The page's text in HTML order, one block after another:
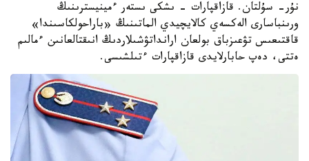
نۇر- سۇلتان. قازاقپارات - ىشكى ىستەر ءمينيسترىنىڭ
ورىنباسارى الەكسەي كالايچيدي الماتىنىڭ «باراحولكاسىندا»
قاقتىعىس تۋعىزباق بولعان ارانداتۋشىلاردىڭ انىقتالعانىن ءمالىم
ەتتى، دەپ حابارلايدى قازاقپارات ءتىلشىسى.